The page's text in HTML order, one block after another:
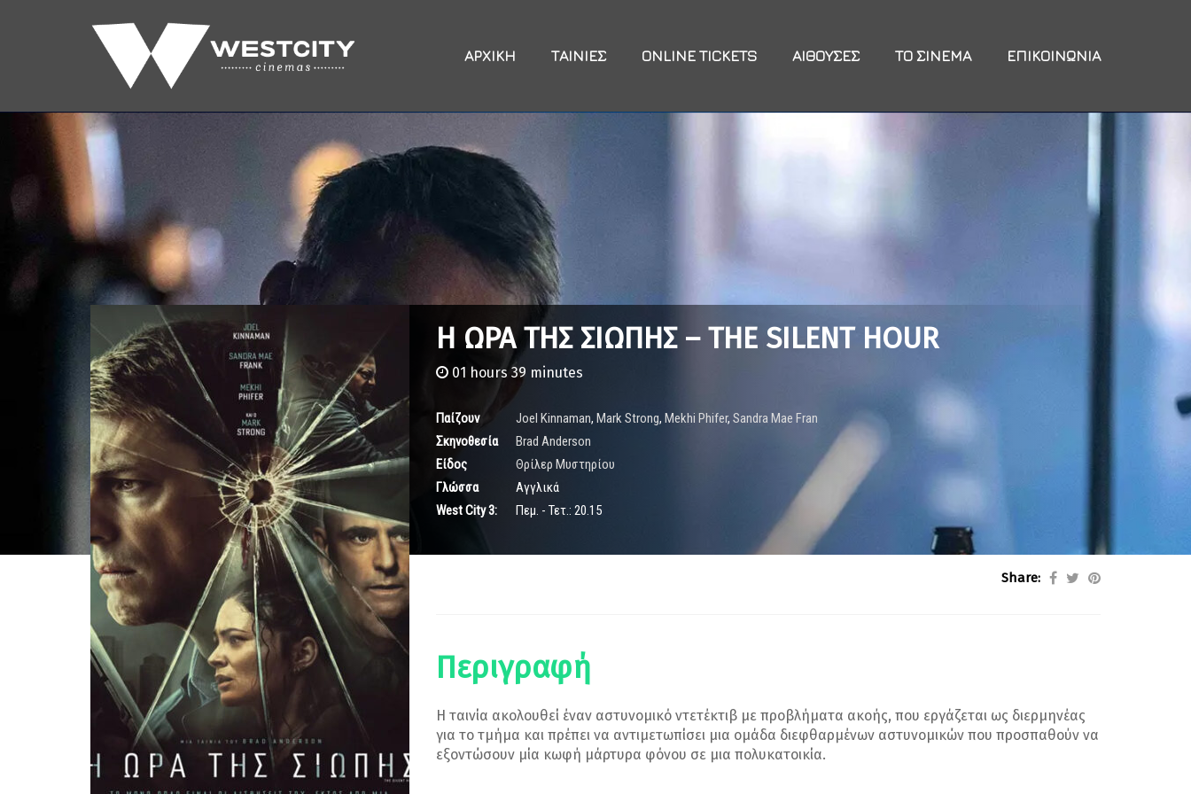
ΑΡΧΙΚΉ ΤΑΙΝΊΕΣ ONLINE TICKETS ΑΊΘΟΥΣΕΣ ΤΟ ΣΙΝΕΜΆ ΕΠΙΚΟΙΝΩΝΊΑ
Η ΩΡΑ ΤΗΣ ΣΙΩΠΗΣ – THE SILENT HOUR
01 hours 39 minutes
Παίζουν Joel Kinnaman, Mark Strong, Mekhi Phifer, Sandra Mae Fran
Σκηνοθεσία
Brad Anderson
Είδος
Θρίλερ Μυστηρίου
Γλώσσα
Αγγλικά
West City 3:
Πεμ. - Τετ.: 20.15
Share:
Περιγραφή
Η ταινία ακολουθεί έναν αστυνομικό ντετέκτιβ με προβλήματα ακοής, που εργάζεται ως διερμηνέας
για το τμήμα και πρέπει να αντιμετωπίσει μια ομάδα διεφθαρμένων αστυνομικών που προσπαθούν να
εξοντώσουν μία κωφή μάρτυρα φόνου σε μια πολυκατοικία.